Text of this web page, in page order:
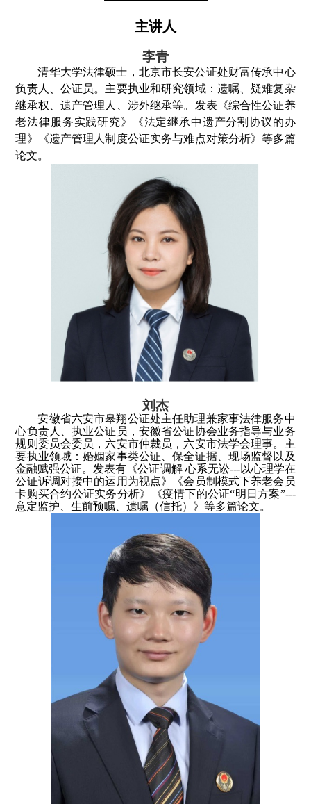
主讲人
李青
清华大学法律硕士，北京市长安公证处财富传承中心
负责人、公证员。主要执业和研究领域：遗嘱、疑难复杂
继承权、遗产管理人、涉外继承等。发表《综合性公证养
老法律服务实践研究》《法定继承中遗产分割协议的办
理》《遗产管理人制度公证实务与难点对策分析》等多篇
论文。
刘杰
安徽省六安市皋翔公证处主任助理兼家事法律服务中
心负责人、执业公证员，安徽省公证协会业务指导与业务
规则委员会委员，六安市仲裁员，六安市法学会理事。主
要执业领域：婚姻家事类公证、保全证据、现场监督以及
金融赋强公证。发表有《公证调解 心系无讼---以心理学在
公证诉调对接中的运用为视点》《会员制模式下养老会员
卡购买合约公证实务分析》《疫情下的公证“明日方案”---
意定监护、生前预嘱、遗嘱（信托）》等多篇论文。